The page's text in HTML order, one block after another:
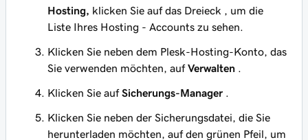
Hosting, klicken Sie auf das Dreieck , um die
Liste Ihres Hosting - Accounts zu sehen.
Klicken Sie neben dem Plesk-Hosting-Konto, das
Sie verwenden möchten, aufVerwalten
Klicken Sie aufSicherungs-Manager
Klicken Sie neben der Sicherungsdatei, die Sie
herunterladen möchten, auf den grünen Pfeil, um